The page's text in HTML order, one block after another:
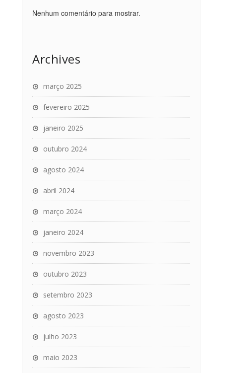
Nenhum comentário para mostrar.
Archives
março 2025
fevereiro 2025
janeiro 2025
outubro 2024
agosto 2024
abril 2024
março 2024
janeiro 2024
novembro 2023
outubro 2023
setembro 2023
agosto 2023
julho 2023
maio 2023